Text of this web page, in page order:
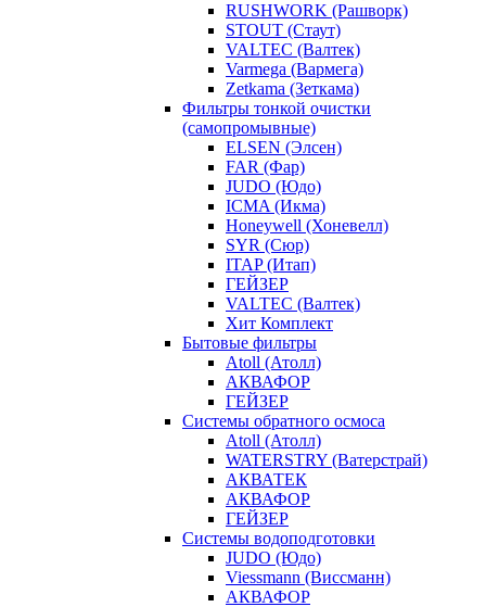
RUSHWORK (Рашворк)
STOUT (Стаут)
VALTEC (Валтек)
Varmega (Вармега)
Zetkama (Зеткама)
Фильтры тонкой очистки
(самопромывные)
ELSEN (Элсен)
FAR (Фар)
JUDO (Юдо)
ICMA (Икма)
Honeywell (Хоневелл)
SYR (Сюр)
ITAP (Итап)
ГЕЙЗЕР
VALTEC (Валтек)
Хит Комплект
Бытовые фильтры
Atoll (Атолл)
АКВАФОР
ГЕЙЗЕР
Системы обратного осмоса
Atoll (Атолл)
WATERSTRY (Ватерстрай)
АКВАТЕК
АКВАФОР
ГЕЙЗЕР
Системы водоподготовки
JUDO (Юдо)
Viessmann (Виссманн)
АКВАФОР